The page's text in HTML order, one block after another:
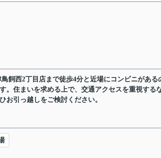
飼西2丁目店まで徒歩4分と近場にコンビニがある
。住まいを求める上で、交通アクセスを重視する
お引っ越しをご検討ください。